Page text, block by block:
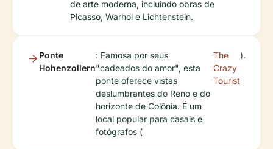
de arte moderna, incluindo obras de
Picasso, Warhol e Lichtenstein.
Ponte
Hohenzollern
: Famosa por seus
"cadeados do amor", esta
ponte oferece vistas
deslumbrantes do Reno e do
horizonte de Colônia. É um
local popular para casais e
fotógrafos (
The
Crazy
Tourist
).